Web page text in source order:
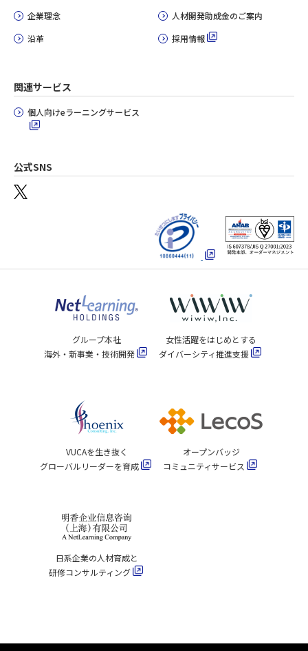
企業理念
沿革
人材開発助成金のご案内
採用情報
関連サービス
個人向けeラーニングサービス
公式SNS
グループ本社
海外・新事業・技術開発
女性活躍をはじめとする
ダイバーシティ推進支援
VUCAを生き抜く
グローバルリーダーを育成
オープンバッジ
コミュニティサービス
日系企業の人材育成と
研修コンサルティング